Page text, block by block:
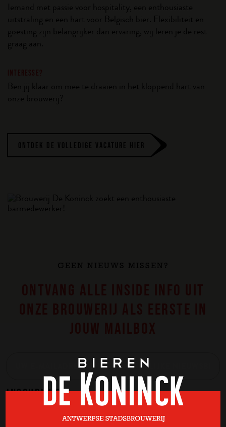
Iemand met passie voor hospitality, een enthousiaste
uitstraling en een hart voor Belgisch bier. Flexibiliteit en
goesting zijn belangrijker dan ervaring, wij leren je de rest
graag aan.
Ben jij klaar om mee te draaien in het kloppend hart van
onze brouwerij?
ONTDEK DE VOLLEDIGE VACATURE HIER
GEEN NIEUWS MISSEN?
INSCHRIJVEN